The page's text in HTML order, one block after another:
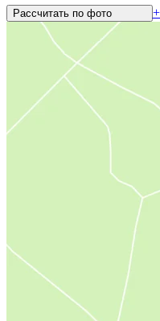
Рассчитать по фото